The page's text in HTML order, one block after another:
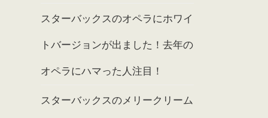
スターバックスのオペラにホワイ
トバージョンが出ました！去年の
オペラにハマった人注目！
スターバックスのメリークリーム